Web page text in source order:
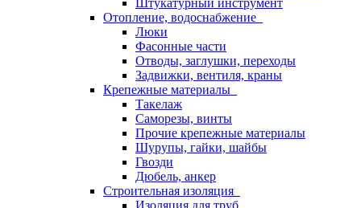
Штукатурный инструмент
Отопление, водоснабжение
Люки
Фасонные части
Отводы, заглушки, переходы
Задвижки, вентиля, краны
Крепежные материалы
Такелаж
Саморезы, винты
Прочие крепежные материалы
Шурупы, гайки, шайбы
Гвозди
Дюбель, анкер
Строительная изоляция
Изоляция для труб